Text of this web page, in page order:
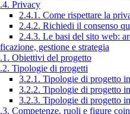
Privacy
2.4.1. Come rispettare la
2.4.2. Richiedi il consenso
2.4.3. Le basi del sito web:
gestione e strategia
Obiettivi del progetto
Tipologie di progetti
3.2.1. Tipologie di progetto
3.2.2. Tipologie di progetto
3.2.3. Tipologie di progetto
Competenze, ruoli e figure